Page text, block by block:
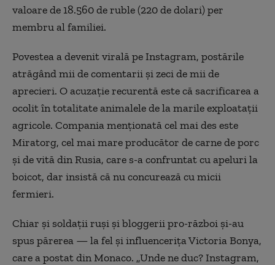
valoare de 18.560 de ruble (220 de dolari) per
membru al familiei.
Povestea a devenit virală pe Instagram, postările
atrăgând mii de comentarii și zeci de mii de
aprecieri. O acuzație recurentă este că sacrificarea a
ocolit în totalitate animalele de la marile exploatații
agricole. Compania menționată cel mai des este
Miratorg, cel mai mare producător de carne de porc
și de vită din Rusia, care s-a confruntat cu apeluri la
boicot, dar insistă că nu concurează cu micii
fermieri.
Chiar și soldații ruși și bloggerii pro-război și-au
spus părerea — la fel și influencerița Victoria Bonya,
care a postat din Monaco. „Unde ne duc? Instagram,